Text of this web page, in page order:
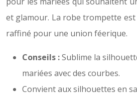
et glamour. La robe trompette
raffiné pour une union féerique.
Conseils :Sublime la
mariées avec des courbes.
Convient aux silhouettes en